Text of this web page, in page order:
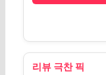
리뷰 극찬 픽